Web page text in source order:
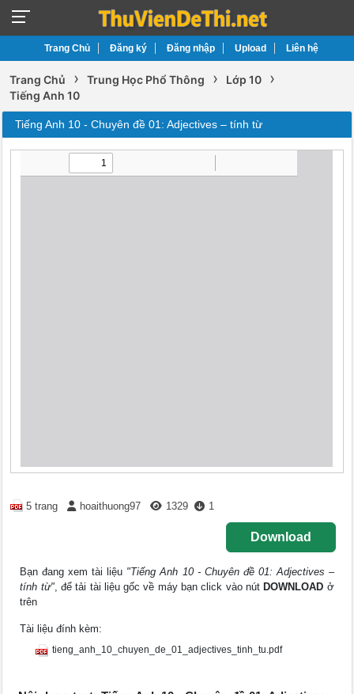
Trang Chủ Đăng ký Đăng nhập Upload Liên hệ
Trang Chủ › Trung Học Phổ Thông › Lớp 10 ›
Tiếng Anh 10
Tiếng Anh 10 - Chuyên đề 01: Adjectives – tính từ
5 trang hoaithuong97 1329 1
Download
Bạn đang xem tài liệu "Tiếng Anh 10 - Chuyên đề 01: Adjectives –
tính từ", để tải tài liệu gốc về máy bạn click vào nút DOWNLOAD ở
trên
Tài liệu đính kèm:
tieng_anh_10_chuyen_de_01_adjectives_tinh_tu.pdf